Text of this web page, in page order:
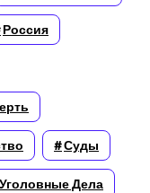
Россия
Суды
Уголовные Дела